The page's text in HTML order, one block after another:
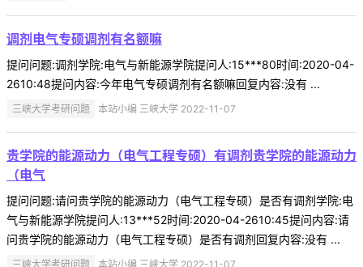
调剂电气专硕调剂有名额嘛
提问问题:调剂学院:电气与新能源学院提问人:15***80时间:2020-04-
2610:48提问内容:今年电气专硕调剂有名额嘛回复内容:没有 ...
三峡大学考研问题 本站小编 三峡大学 2022-11-07
贵学院的能源动力（电气工程专硕）有调剂贵学院的能源动力
（电气
提问问题:请问贵学院的能源动力（电气工程专硕）是否有调剂学院:电
气与新能源学院提问人:13***52时间:2020-04-2610:45提问内容:请
问贵学院的能源动力（电气工程专硕）是否有调剂回复内容:没有 ...
三峡大学考研问题 本站小编 三峡大学 2022-11-07